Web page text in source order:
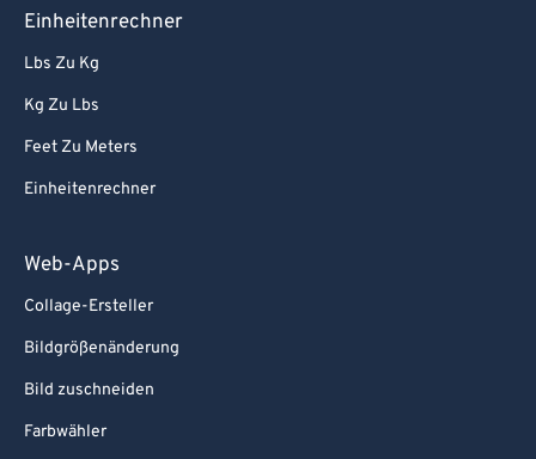
Einheitenrechner
Lbs Zu Kg
Kg Zu Lbs
Feet Zu Meters
Einheitenrechner
Web-Apps
Collage-Ersteller
Bildgrößenänderung
Bild zuschneiden
Farbwähler